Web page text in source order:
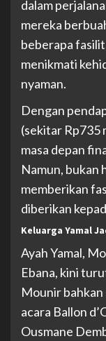
dalam
mereka
beberapa
menikmati
nyaman.
Dengan
(sekitar Rp735
masa depan
Namun, bukan
memberikan
diberikan
Keluarga Yamal
Ayah Yamal,
Ebana, kini
Mounir
acara Ballon
Ousmane